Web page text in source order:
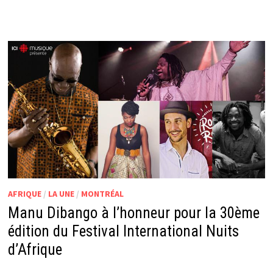
AFRIQUE/ LA UNE/ MONTRÉAL
Manu Dibango à l’honneur pour la 30ème
édition du Festival International Nuits
d’Afrique